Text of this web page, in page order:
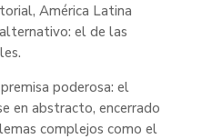
América Latina
el de las
poderosa: el
en abstracto, encerrado
complejos como el